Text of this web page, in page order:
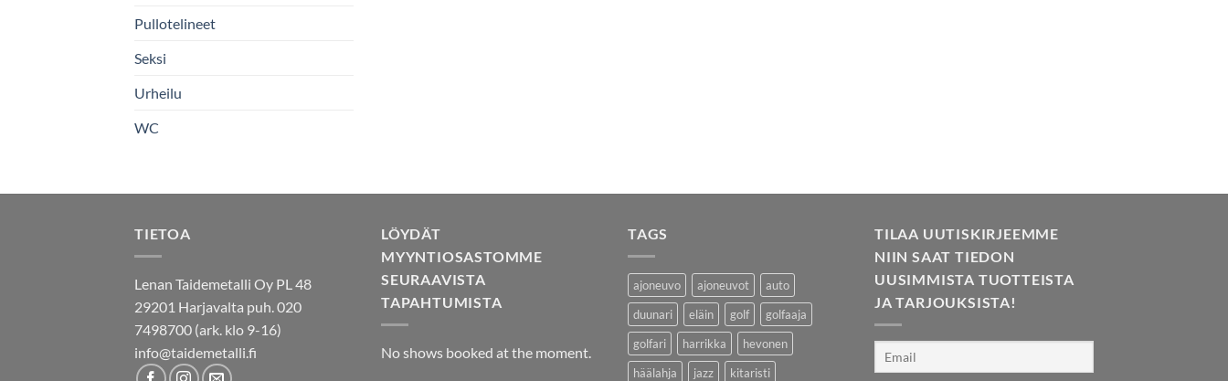
Pullotelineet
Seksi
Urheilu
WC
TIETOA
Lenan Taidemetalli Oy PL 48
29201 Harjavalta puh. 020
7498700 (ark. klo 9-16)
info@taidemetalli.fi
LÖYDÄT
MYYNTIOSASTOMME
SEURAAVISTA
TAPAHTUMISTA
No shows booked at the moment.
TAGS
ajoneuvo ajoneuvot
auto
duunari
eläin golf
golfaaja
golfari
harrikka
hevonen
häälahja
jazz
kitaristi
TILAA UUTISKIRJEEMME
NIIN SAAT TIEDON
UUSIMMISTA TUOTTEISTA
JA TARJOUKSISTA!